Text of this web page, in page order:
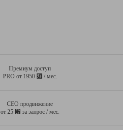
Премиум доступ
PRO от 1950 ⃏ / мес.
СЕО продвижение
от 25 ⃏ за запрос / мес.